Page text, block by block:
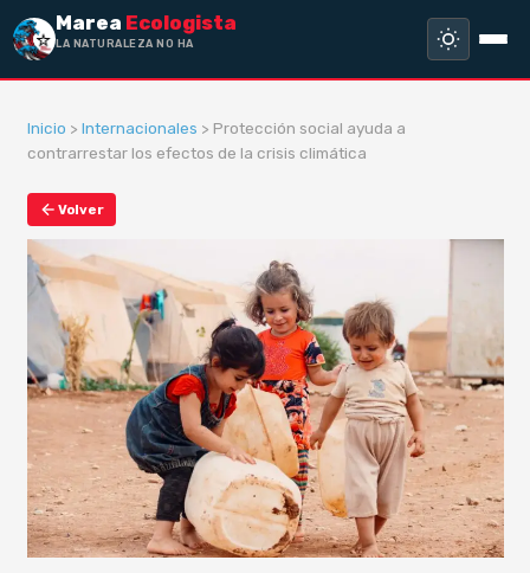
Marea Ecologista
LA NATURALEZA NO HA HECH
Inicio > Internacionales > Protección social ayuda a
contrarrestar los efectos de la crisis climática
Volver